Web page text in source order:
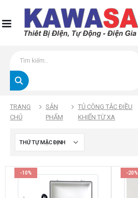
TRANG
CHỦ
SẢN
PHẨM
TỦ CÔNG TẮC ĐIỀU
KHIỂN TỪ XA
-10% -20%